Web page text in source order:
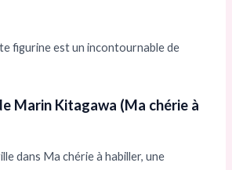
figurine est un incontournable de
Marin Kitagawa (Ma chérie à
dans Ma chérie à habiller, une